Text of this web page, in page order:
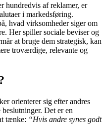
hundredvis af reklamer, er
i markedsføring.
hvad virksomheder siger om
Her spiller sociale beviser og
at bruge dem strategisk, kan
troværdige, relevante og
orienterer sig efter andres
Det er en
tænke: “Hvis andre synes godt